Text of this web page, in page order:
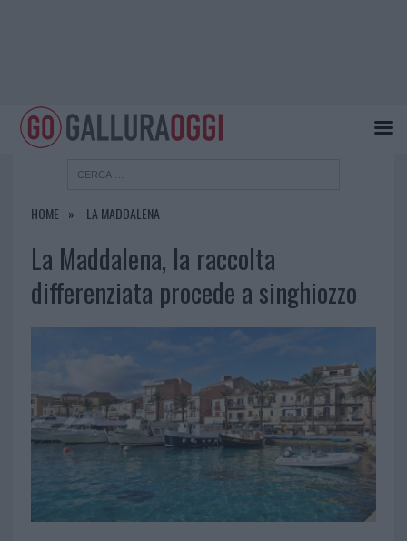
HOME LA MADDALENA
La Maddalena, la raccolta
differenziata procede a singhiozzo